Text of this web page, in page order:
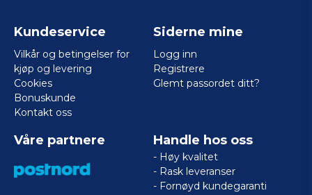
Kundeservice
Vilkår og betingelser for
kjøp og levering
Cookies
Bonuskunde
Kontakt oss
Siderne mine
Logg inn
Registrere
Glemt passordet ditt?
Våre partnere Handle hos oss
- Høy kvalitet
- Rask leveranser
- Fornøyd kundegaranti